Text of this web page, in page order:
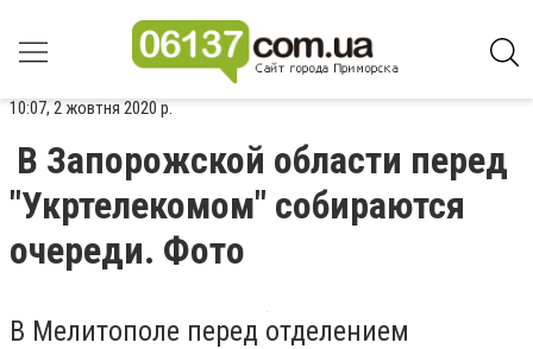
10:07, 2 жовтня 2020 р.
В Запорожской области перед
"Укртелекомом" собираются
очереди. Фото
В Мелитополе перед отделением